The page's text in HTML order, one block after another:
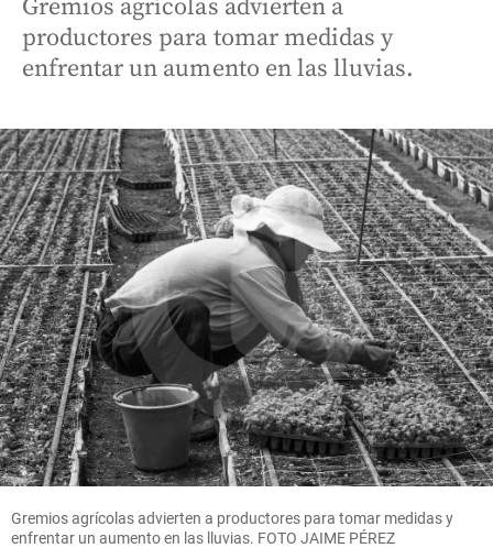
Gremios agrícolas advierten a
productores para tomar medidas y
enfrentar un aumento en las lluvias.
Gremios agrícolas advierten a productores para tomar medidas y
enfrentar un aumento en las lluvias. FOTO JAIME PÉREZ